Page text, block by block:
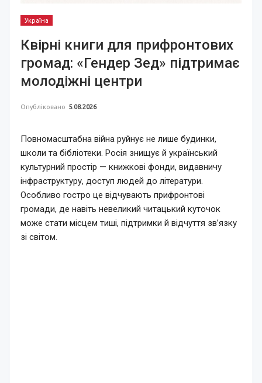
Україна
Квірні книги для прифронтових
громад: «Гендер Зед» підтримає
молодіжні центри
Опубліковано 5.08.2026
Повномасштабна війна руйнує не лише будинки,
школи та бібліотеки. Росія знищує й український
культурний простір — книжкові фонди, видавничу
інфраструктуру, доступ людей до літератури.
Особливо гостро це відчувають прифронтові
громади, де навіть невеликий читацький куточок
може стати місцем тиші, підтримки й відчуття зв’язку
зі світом.